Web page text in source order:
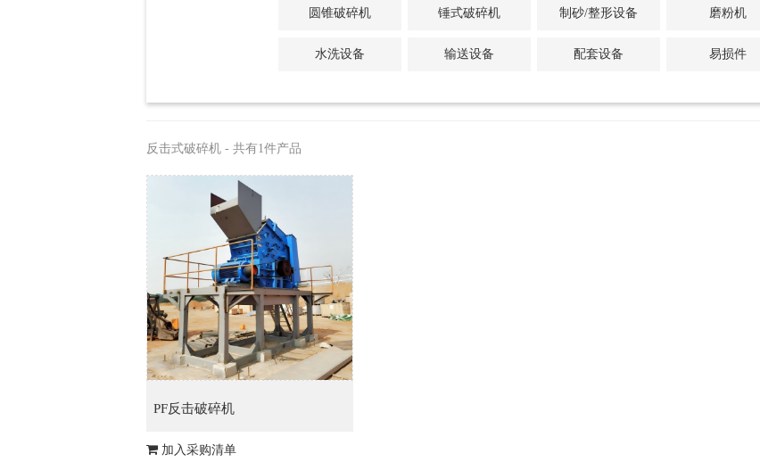
圆锥破碎机 锤式破碎机 制砂/整形设备 磨粉机
水洗设备 输送设备 配套设备 易损件
反击式破碎机 - 共有1件产品
PF反击破碎机
加入采购清单